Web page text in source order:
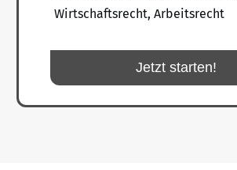
Wirtschaftsrecht, Arbeitsrecht
Jetzt starten!